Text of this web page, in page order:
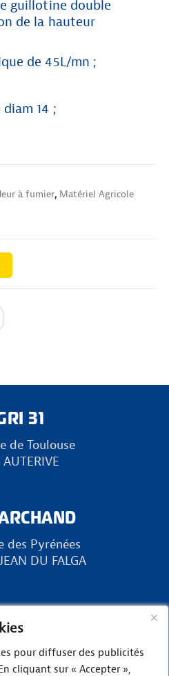
pour diffuser des publicités
cliquant sur « Accepter »,
guillotine double
de la hauteur
de 45L/mn ;
14 ;
à fumier, Matériel Agricole
31
de Toulouse
AUTERIVE
des Pyrénées
DU FALGA
31